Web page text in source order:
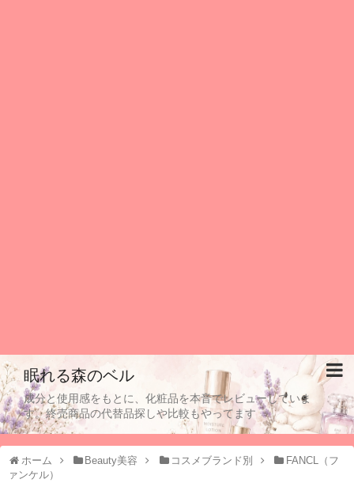
眠れる森のベル
成分と使用感をもとに、化粧品を本音でレビューしていま
す。終売商品の代替品探しや比較もやってます
ホーム Beauty美容 コスメブランド別
FANCL（フ
ァンケル）